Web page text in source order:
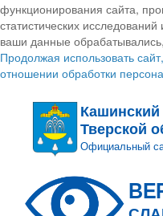
функционирования сайта,
статистических
ваши данные
Продолжая использовать
отношении обработки